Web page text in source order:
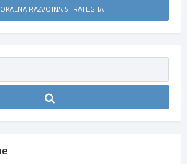
RAZVOJNA STRATEGIJA